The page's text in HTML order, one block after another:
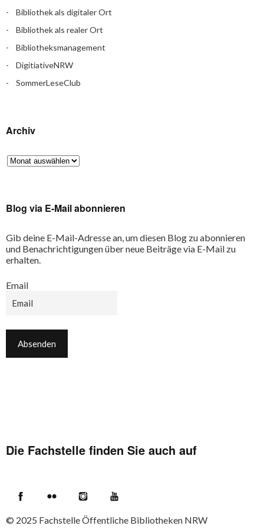
Bibliothek als digitaler Ort
Bibliothek als realer Ort
Bibliotheksmanagement
DigitiativeNRW
SommerLeseClub
Archiv
Blog via E-Mail abonnieren
Gib deine E-Mail-Adresse an, um diesen Blog zu abonnieren
und Benachrichtigungen über neue Beiträge via E-Mail zu
erhalten.
Email
Die Fachstelle finden Sie auch auf
© 2025 Fachstelle Öffentliche Bibliotheken NRW